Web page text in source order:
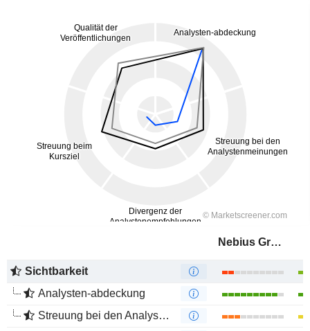
Nebius Group
Sichtbarkeit
Analysten-abdeckung
Streuung bei den Analystenmeinungen